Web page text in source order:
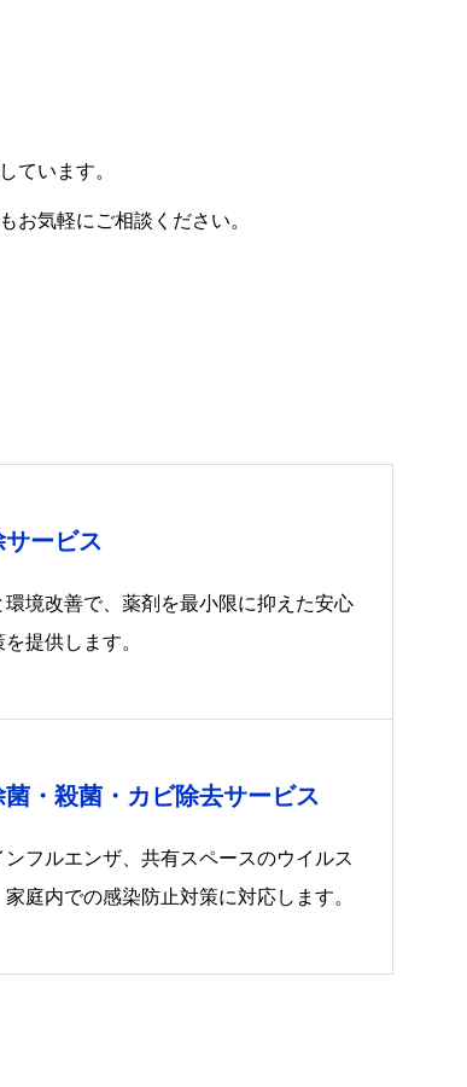
ています。
お気軽にご相談ください。
ービス
環境改善で、薬剤を最小限に抑えた安心
提供します。
・殺菌・カビ除去サービス
ンフルエンザ、共有スペースのウイルス
庭内での感染防止対策に対応します。